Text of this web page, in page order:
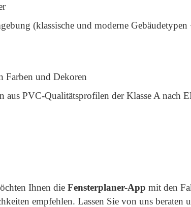
(klassische und moderne Gebäudetypen
Farben und Dekoren
aus PVC-Qualitätsprofilen der Klasse A nach
Ihnen die Fensterplaner-App mit den
empfehlen. Lassen Sie von uns beraten